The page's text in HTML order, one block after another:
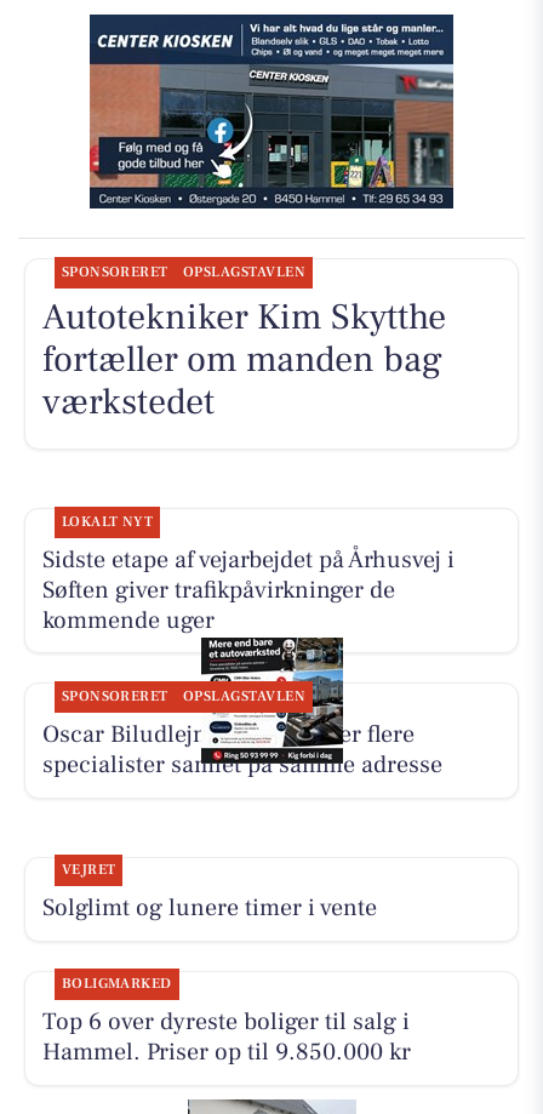
SPONSORERET OPSLAGSTAVLEN
Autotekniker Kim Skytthe
fortæller om manden bag
værkstedet
LOKALT NYT
Sidste etape af vejarbejdet på Århusvej i
Søften giver trafikpåvirkninger de
kommende uger
SPONSORERET OPSLAGSTAVLEN
Oscar Biludlejning fremhæver flere
specialister samlet på samme adresse
VEJRET
Solglimt og lunere timer i vente
BOLIGMARKED
Top 6 over dyreste boliger til salg i
Hammel. Priser op til 9.850.000 kr